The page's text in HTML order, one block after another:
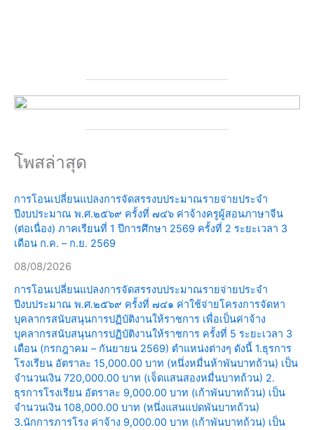
โพสล่าสุด
การโอนเปลี่ยนแปลงการจัดสรรงบประมาณรายจ่ายประจำ
ปีงบประมาณ พ.ศ.๒๕๖๙ ครั้งที่ ๗๔๖ ค่าจ้างครูผู้สอนภาษาจีน
(ต่อเนื่อง) ภาคเรียนที่ 1 ปีการศึกษา 2569 ครั้งที่ 2 ระยะเวลา 3
เดือน ก.ค. – ก.ย. 2569
08/08/2026
การโอนเปลี่ยนแปลงการจัดสรรงบประมาณรายจ่ายประจำ
ปีงบประมาณ พ.ศ.๒๕๖๙ ครั้งที่ ๗๔๑ ค่าใช้จ่ายโครงการจัดหา
บุคลากรสนับสนุนการปฏิบัติงานให้ราชการ เพื่อเป็นค่าจ้าง
บุคลากรสนับสนุนการปฏิบัติงานให้ราชการ ครั้งที่ 5 ระยะเวลา 3
เดือน (กรกฎาคม – กันยายน 2569) ตำแหน่งต่างๆ ดังนี้ 1.ธุรการ
โรงเรียน อัตราละ 15,000.00 บาท (หนึ่งหมื่นห้าพันบาทถ้วน) เป็น
จำนวนเงิน 720,000.00 บาท (เจ็ดแสนสองหมื่นบาทถ้วน) 2.
ธุรการโรงเรียน อัตราละ 9,000.00 บาท (เก้าพันบาทถ้วน) เป็น
จำนวนเงิน 108,000.00 บาท (หนึ่งแสนแปดพันบาทถ้วน)
3.นักการภารโรง ค่าจ้าง 9,000.00 บาท (เก้าพันบาทถ้วน) เป็น